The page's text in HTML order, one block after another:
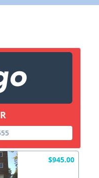
$945.00
dans courriel)
Envoyez
X Fermer